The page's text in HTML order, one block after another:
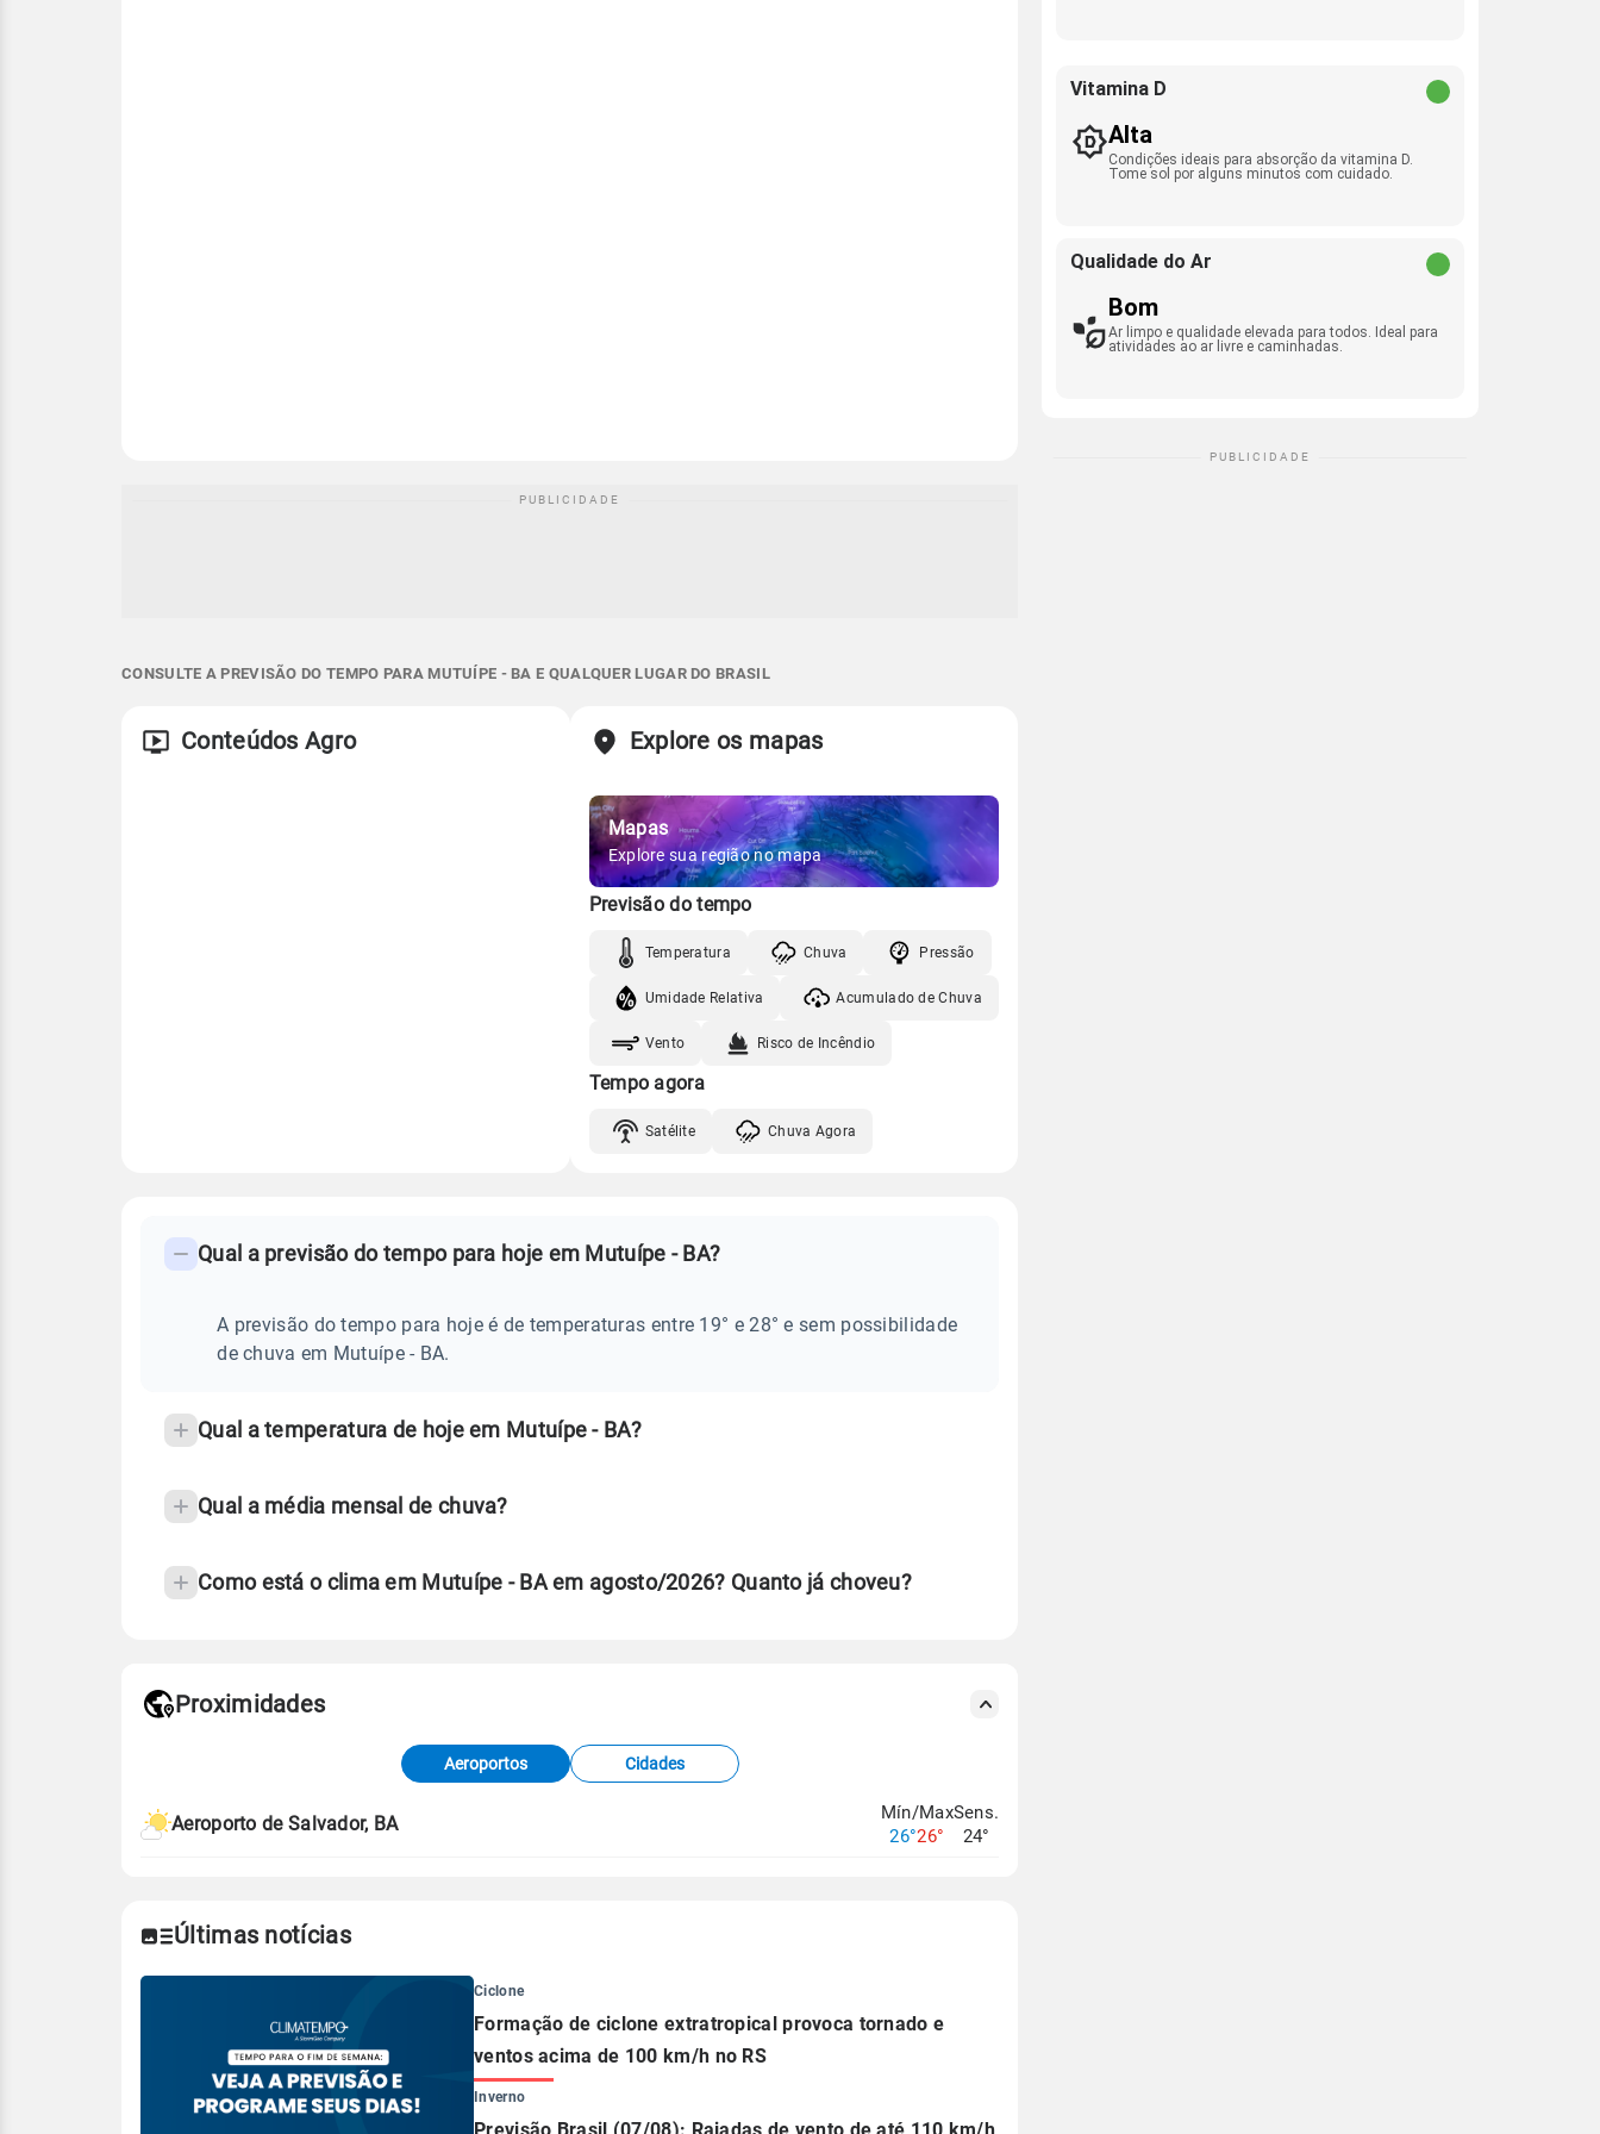
CONSULTE A PREVISÃO DO TEMPO PARA MUTUÍPE - BA E QUALQUER LUGAR DO BRASIL
Conteúdos Agro Explore os mapas
Mapas
Explore sua região no mapa
Previsão do tempo
Temperatura Chuva Pressão
Umidade Relativa Acumulado de Chuva
Vento Risco de Incêndio
Tempo agora
Satélite Chuva Agora
PREVISÃO
frequentes
temperatura
Qual a previsão do tempo para hoje em Mutuípe - BA?
A previsão do tempo para hoje é de temperaturas entre 19° e 28° e sem possibilidade
de chuva em Mutuípe - BA.
Qual a temperatura de hoje em Mutuípe - BA?
Qual a média mensal de chuva?
Como está o clima em Mutuípe - BA em agosto/2026? Quanto já choveu?
de Tempo e Estudos Climáticos (CPTEC).
Proximidades
Aeroportos Cidades
Aeroporto de Salvador, BA
Mín/Max
26°26°
Sens.
24°
Últimas notícias
Ciclone
Formação de ciclone extratropical provoca tornado e
ventos acima de 100 km/h no RS
Inverno
Vitamina D
Alta
Condições ideais para absorção da vitamina D.
Tome sol por alguns minutos com cuidado.
Qualidade do Ar
Bom
Ar limpo e qualidade elevada para todos. Ideal para
atividades ao ar livre e caminhadas.